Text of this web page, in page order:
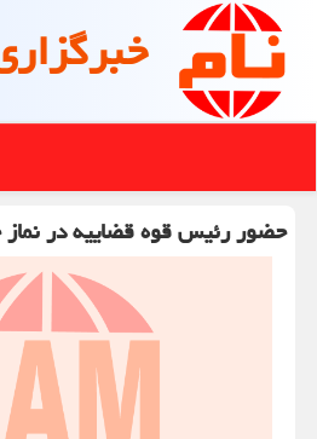
حضور رئیس قوه قضاییه در